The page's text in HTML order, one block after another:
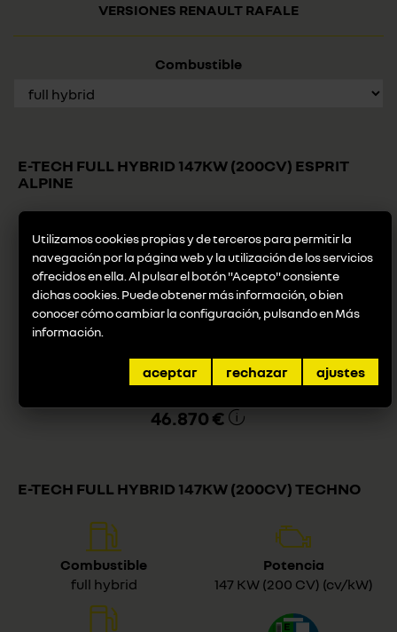
VERSIONES RENAULT RAFALE
Combustible
E-TECH FULL HYBRID 147KW (200CV) ESPRIT
ALPINE
Combustible
full hybrid
Potencia
147 KW (200 CV) (cv/kW)
Consumo
4,8 (L/100km)
46.870 €
E-TECH FULL HYBRID 147KW (200CV) TECHNO
Combustible
full hybrid
Potencia
147 KW (200 CV) (cv/kW)
Utilizamos cookies propias y de terceros para permitir la
navegación por la página web y la utilización de los servicios
ofrecidos en ella. Al pulsar el botón "Acepto" consiente
dichas cookies. Puede obtener más información, o bien
conocer cómo cambiar la configuración, pulsando enMás
información
aceptar rechazar ajustes